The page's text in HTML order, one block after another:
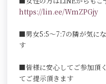
https://lin.ee/WmZPGjy
■男女5:5～7:7の隣が気に
す
■皆様に安心してご参加頂
てご提示頂きます